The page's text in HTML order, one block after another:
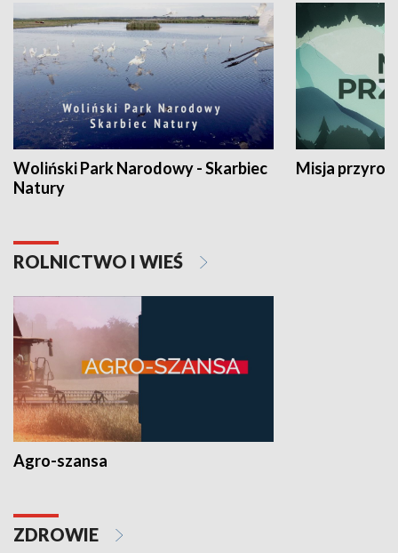
Woliński Park Narodowy - Skarbiec
Natury
Misja
ROLNICTWO I WIEŚ
Agro-szansa
ZDROWIE